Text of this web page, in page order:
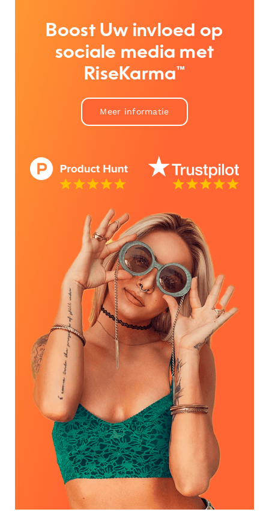
Boost Uw invloed op
sociale media met
RiseKarma™
Meer informatie